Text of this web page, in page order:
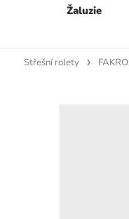
Žaluzie
Střešní rolety FAKRO